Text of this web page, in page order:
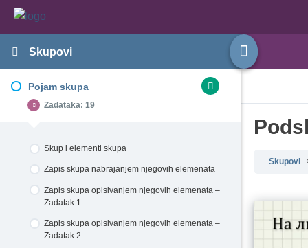
Skupovi
Pojam skupa
Zadataka: 19
Skup i elementi skupa
Zapis skupa nabrajanjem njegovih elemenata
Zapis skupa opisivanjem njegovih elemenata –
Zadatak 1
Zapis skupa opisivanjem njegovih elemenata –
Zadatak 2
Skupovi